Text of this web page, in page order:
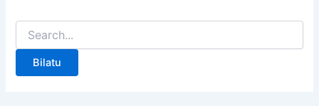
Search
for: